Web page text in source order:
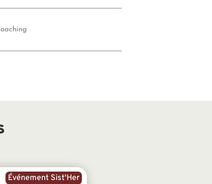
Événement Sist'Her